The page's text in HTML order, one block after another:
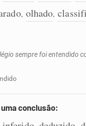
, olhado,
sempre foi entendido
uma conclusão: